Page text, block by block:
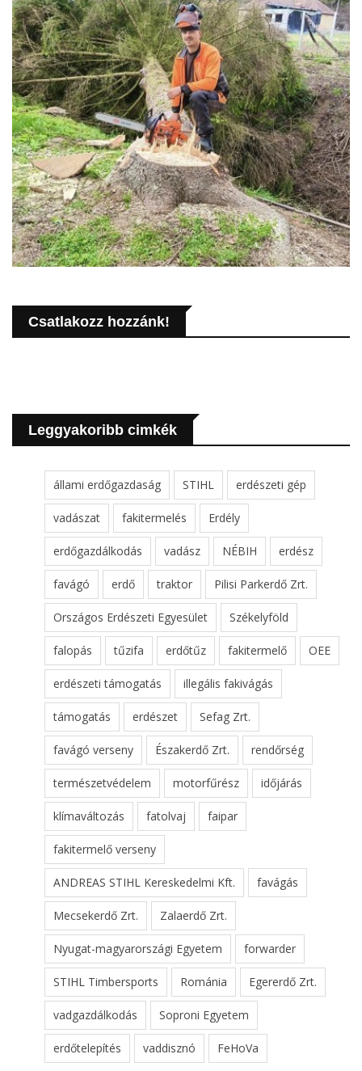
Csatlakozz hozzánk!
Leggyakoribb cimkék
állami erdőgazdaság STIHL erdészeti gép
vadászat fakitermelés Erdély
erdőgazdálkodás vadász NÉBIH erdész
favágó erdő traktor Pilisi Parkerdő Zrt.
Országos Erdészeti Egyesület Székelyföld
falopás tűzifa erdőtűz fakitermelő OEE
erdészeti támogatás illegális fakivágás
támogatás erdészet Sefag Zrt.
favágó verseny Északerdő Zrt. rendőrség
természetvédelem motorfűrész időjárás
klímaváltozás fatolvaj faipar
fakitermelő verseny
ANDREAS STIHL Kereskedelmi Kft. favágás
Mecsekerdő Zrt. Zalaerdő Zrt.
Nyugat-magyarországi Egyetem forwarder
STIHL Timbersports Románia Egererdő Zrt.
vadgazdálkodás Soproni Egyetem
erdőtelepítés vaddisznó FeHoVa